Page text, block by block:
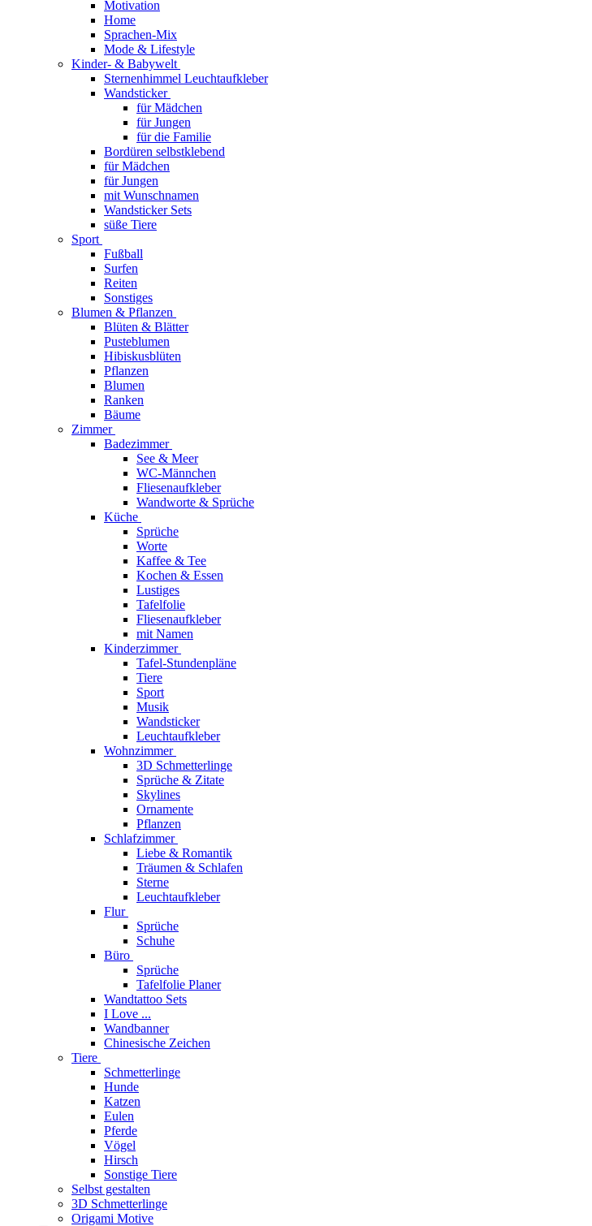
Motivation
Home
Sprachen-Mix
Mode & Lifestyle
Kinder- & Babywelt
Sternenhimmel Leuchtaufkleber
Wandsticker
für Mädchen
für Jungen
für die Familie
Bordüren selbstklebend
für Mädchen
für Jungen
mit Wunschnamen
Wandsticker Sets
süße Tiere
Sport
Fußball
Surfen
Reiten
Sonstiges
Blumen & Pflanzen
Blüten & Blätter
Pusteblumen
Hibiskusblüten
Pflanzen
Blumen
Ranken
Bäume
Zimmer
Badezimmer
See & Meer
WC-Männchen
Fliesenaufkleber
Wandworte & Sprüche
Küche
Sprüche
Worte
Kaffee & Tee
Kochen & Essen
Lustiges
Tafelfolie
Fliesenaufkleber
mit Namen
Kinderzimmer
Tafel-Stundenpläne
Tiere
Sport
Musik
Wandsticker
Leuchtaufkleber
Wohnzimmer
3D Schmetterlinge
Sprüche & Zitate
Skylines
Ornamente
Pflanzen
Schlafzimmer
Liebe & Romantik
Träumen & Schlafen
Sterne
Leuchtaufkleber
Flur
Sprüche
Schuhe
Büro
Sprüche
Tafelfolie Planer
Wandtattoo Sets
I Love ...
Wandbanner
Chinesische Zeichen
Tiere
Schmetterlinge
Hunde
Katzen
Eulen
Pferde
Vögel
Hirsch
Sonstige Tiere
Selbst gestalten
3D Schmetterlinge
Origami Motive